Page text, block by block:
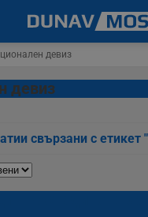
девиз
девиз
свързани с